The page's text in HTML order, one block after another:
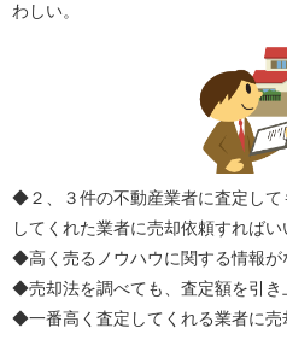
わしい。
◆２、３件の不動産業者に査定して
してくれた業者に売却依頼すればい
◆高く売るノウハウに関する情報が
◆売却法を調べても、査定額を引き
◆一番高く査定してくれる業者に売